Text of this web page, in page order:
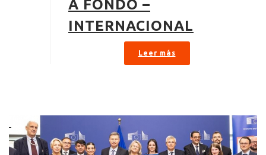
A FONDO –
INTERNACIONAL
Leer más